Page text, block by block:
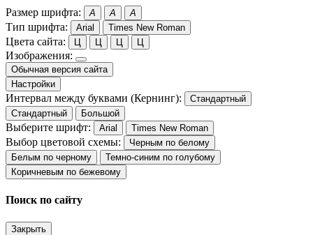
Размер шрифта: A A A
Тип шрифта: Arial Times New Roman
Цвета сайта: Ц Ц Ц Ц
Изображения:
Обычная версия сайта
Настройки
Интервал между буквами (Кернинг):
Стандартный
Стандартный
Большой
Выберите шрифт: Arial Times New Roman
Выбор цветовой схемы:
Черным по белому
Белым по черному
Темно-синим по голубому
Коричневым по бежевому
Поиск по сайту
Закрыть